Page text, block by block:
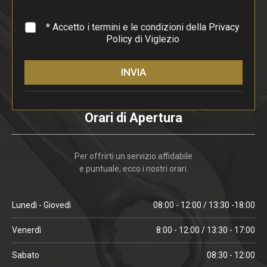
* * Accetto i termini e le condizioni della Privacy
Policydi Viglezio
INVIA
Orari di Apertura
Per offrirti un servizio affidabile
e puntuale, ecco i nostri orari.
Lunedì - Giovedì 08:00 - 12:00 / 13:30 -18:00
Venerdì 8:00 - 12:00 / 13:30 - 17:00
Sabato 08:30 - 12:00